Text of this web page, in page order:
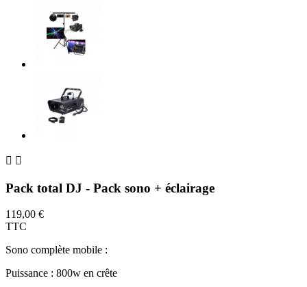
 
Pack total DJ - Pack sono + éclairage
119,00 €
TTC
Sono complète mobile :
Puissance : 800w en crête